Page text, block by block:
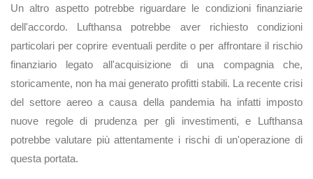
Un altro aspetto potrebbe riguardare le condizioni finanziarie
dell'accordo. Lufthansa potrebbe aver richiesto condizioni
particolari per coprire eventuali perdite o per affrontare il rischio
finanziario legato all'acquisizione di una compagnia che,
storicamente, non ha mai generato profitti stabili. La recente crisi
del settore aereo a causa della pandemia ha infatti imposto
nuove regole di prudenza per gli investimenti, e Lufthansa
potrebbe valutare più attentamente i rischi di un'operazione di
questa portata.